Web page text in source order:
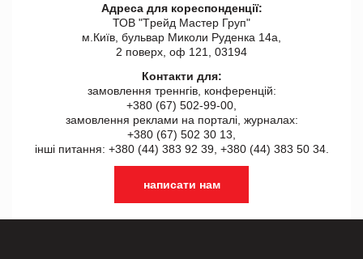
Адреса для кореспонденції:
ТОВ "Tрейд Мастер Груп"
м.Київ, бульвар Миколи Руденка 14а,
2 поверх, оф 121, 03194
Контакти для:
замовлення треннгів, конференцій:
+380 (67) 502-99-00,
замовлення реклами на порталі, журналах:
+380 (67) 502 30 13,
інші питання: +380 (44) 383 92 39, +380 (44) 383 50 34.
написати нам